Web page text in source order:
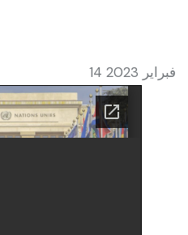
14 فبراير 2023